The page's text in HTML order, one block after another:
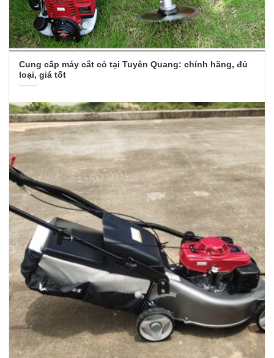
Cung cấp máy cắt cỏ tại Tuyên Quang: chính hãng, đủ
loại, giá tốt